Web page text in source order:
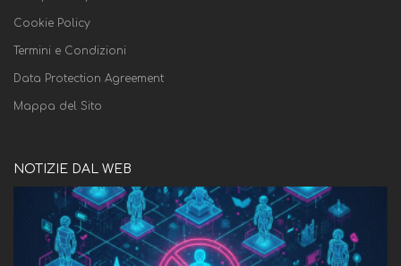
Cookie Policy
Termini e Condizioni
Data Protection Agreement
Mappa del Sito
NOTIZIE DAL WEB